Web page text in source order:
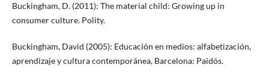
Buckingham, D. (2011): The material child: Growing up in
consumer culture. Polity.
Buckingham, David (2005): Educación en medios: alfabetización,
aprendizaje y cultura contemporánea, Barcelona: Paidós.